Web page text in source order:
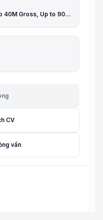
Up to 75M Gross, Up to 40M Gross, Up to 90M Gross
CV
vấn